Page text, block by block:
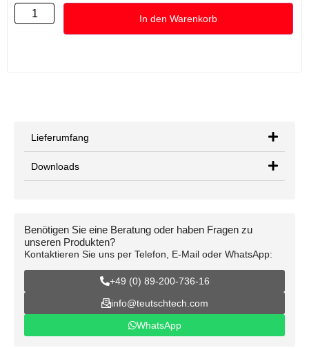
In den Warenkorb
Lieferumfang
Downloads
Benötigen Sie eine Beratung oder haben Fragen zu
unseren Produkten?
Kontaktieren Sie uns per Telefon, E-Mail oder WhatsApp:
+49 (0) 89-200-736-16
info@teutschtech.com
WhatsApp